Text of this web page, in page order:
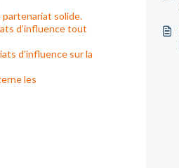
partenariat solide.
d’influence tout
d’influence sur la
les